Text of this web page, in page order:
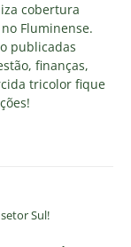
cobertura
Fluminense.
publicadas
finanças,
tricolor fique
Sul!